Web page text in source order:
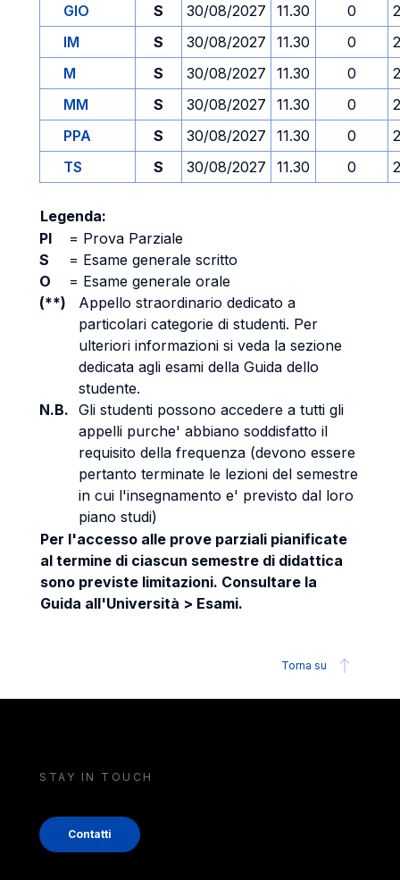
GIO S 30/08/2027 11.30 0
IM
S 30/08/2027 11.30 0
M
S 30/08/2027 11.30 0
MM
S 30/08/2027 11.30 0
PPA
S 30/08/2027 11.30 0
TS
S 30/08/2027 11.30 0
Legenda:
PI
= Prova Parziale
S
= Esame generale scritto
O
= Esame generale orale
(**)
Appello straordinario dedicato a
particolari categorie di studenti. Per
ulteriori informazioni si veda la sezione
dedicata agli esami della Guida dello
studente.
N.B. Gli studenti possono accedere a tutti gli
appelli purche' abbiano soddisfatto il
requisito della frequenza (devono essere
pertanto terminate le lezioni del semestre
in cui l'insegnamento e' previsto dal loro
piano studi)
Per l'accesso alle prove parziali pianificate
al termine di ciascun semestre di didattica
sono previste limitazioni. Consultare la
Guida all'Università > Esami.
Torna su
STAY IN TOUCH
Contatti